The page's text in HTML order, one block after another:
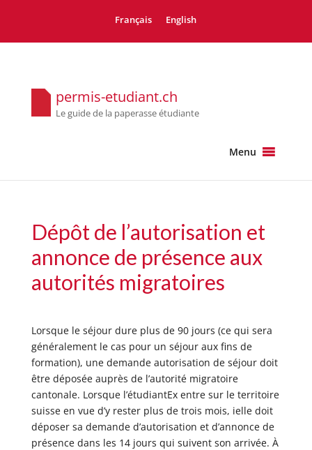
Français English
permis-etudiant.ch
Le guide de la paperasse étudiante
Menu
Dépôt de l’autorisation et
annonce de présence aux
autorités migratoires
Lorsque le séjour dure plus de 90 jours (ce qui sera
généralement le cas pour un séjour aux fins de
formation), une demande autorisation de séjour doit
être déposée auprès de l’autorité migratoire
cantonale. Lorsque l’étudiantEx entre sur le territoire
suisse en vue d’y rester plus de trois mois, ielle doit
déposer sa demande d’autorisation et d’annonce de
présence dans les 14 jours qui suivent son arrivée. À